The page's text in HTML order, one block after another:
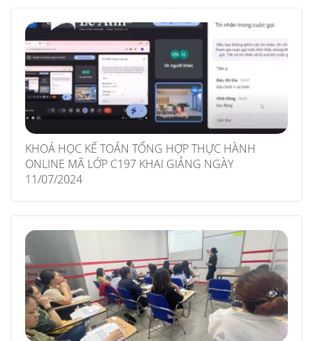
KHOÁ HỌC KẾ TOÁN TỔNG HỢP THỰC HÀNH
ONLINE MÃ LỚP C197 KHAI GIẢNG NGÀY
11/07/2024